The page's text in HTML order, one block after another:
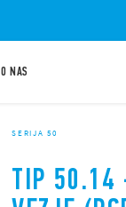
O NAS
SERIJA 50
TIP 50.14